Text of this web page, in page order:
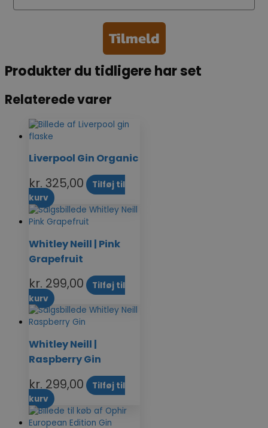
Tilmeld
Produkter du tidligere har set
Relaterede varer
Liverpool Gin Organic
kr. 325,00
Tilføj til
kurv
Whitley Neill | Pink
Grapefruit
kr. 299,00
Tilføj til
kurv
Whitley Neill |
Raspberry Gin
kr. 299,00
Tilføj til
kurv